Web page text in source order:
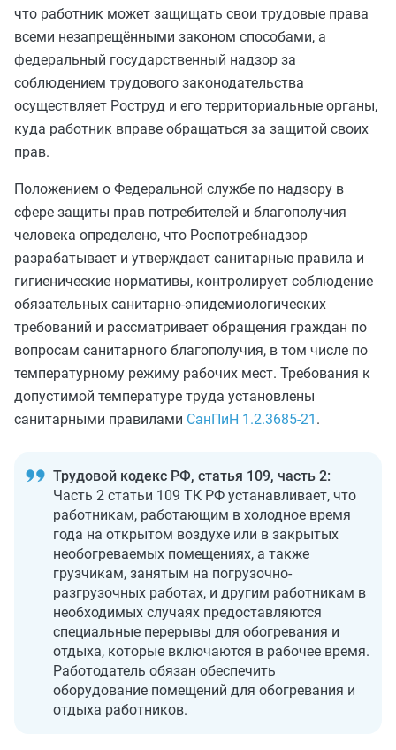
что работник может защищать свои трудовые права
всеми незапрещёнными законом способами, а
федеральный государственный надзор за
соблюдением трудового законодательства
осуществляет Роструд и его территориальные органы,
куда работник вправе обращаться за защитой своих
прав.
Положением о Федеральной службе по надзору в
сфере защиты прав потребителей и благополучия
человека определено, что Роспотребнадзор
разрабатывает и утверждает санитарные правила и
гигиенические нормативы, контролирует соблюдение
обязательных санитарно-эпидемиологических
требований и рассматривает обращения граждан по
вопросам санитарного благополучия, в том числе по
температурному режиму рабочих мест. Требования к
допустимой температуре труда установлены
санитарными правилами СанПиН 1.2.3685‑21 .
Трудовой кодекс РФ, статья 109, часть 2:
Часть 2 статьи 109 ТК РФ устанавливает, что
работникам, работающим в холодное время
года на открытом воздухе или в закрытых
необогреваемых помещениях, а также
грузчикам, занятым на погрузочно-
разгрузочных работах, и другим работникам в
необходимых случаях предоставляются
специальные перерывы для обогревания и
отдыха, которые включаются в рабочее время.
Работодатель обязан обеспечить
оборудование помещений для обогревания и
отдыха работников.